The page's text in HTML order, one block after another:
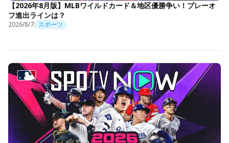
【2026年8月版】MLBワイルドカード＆地区優勝争い！プレーオ
フ進出ラインは？
2026/8/7 スポーツ